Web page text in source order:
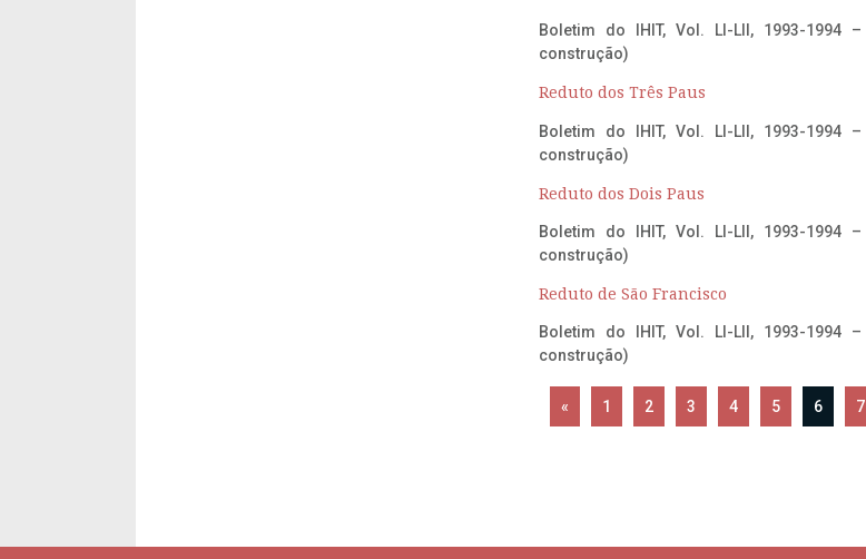
Boletim do IHIT, Vol. LI-LII, 1993-1994 –
construção)
Reduto dos Três Paus
Boletim do IHIT, Vol. LI-LII, 1993-1994 –
construção)
Reduto dos Dois Paus
Boletim do IHIT, Vol. LI-LII, 1993-1994 –
construção)
Reduto de São Francisco
Boletim do IHIT, Vol. LI-LII, 1993-1994 –
construção)
« 1 2 3 4 5 6 7